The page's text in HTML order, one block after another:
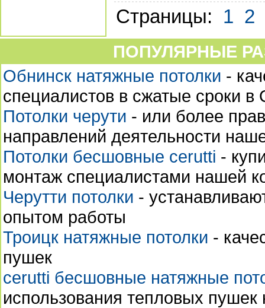
Страницы: 1 2
ПОПУЛЯРНЫЕ
Обнинск натяжные потолки -
специалистов в сжатые сроки
Потолки черути - или более
направлений деятельности
Потолки бесшовные cerutti -
монтаж специалистами нашей
Черутти потолки -
опытом работы
Троицк натяжные потолки -
пушек
cerutti бесшовные натяжные
использования тепловых пушек